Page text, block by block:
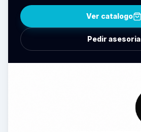
Ver catalogo
Pedir asesoria